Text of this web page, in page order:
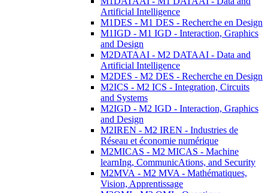
Artificial Intelligence
M1DES - M1 DES - Recherche en Design
M1IGD - M1 IGD - Interaction, Graphics
and Design
M2DATAAI - M2 DATAAI - Data and
Artificial Intelligence
M2DES - M2 DES - Recherche en Design
M2ICS - M2 ICS - Integration, Circuits
and Systems
M2IGD - M2 IGD - Interaction, Graphics
and Design
M2IREN - M2 IREN - Industries de
Réseau et économie numérique
M2MICAS - M2 MICAS - Machine
learnIng, CommunicAtions, and Security
M2MVA - M2 MVA - Mathématiques,
Vision, Apprentissage